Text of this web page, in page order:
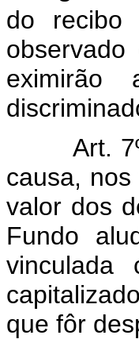
do recibo
eximirão
Art. 7º
causa,
valor dos
Fundo
vinculada
que fôr